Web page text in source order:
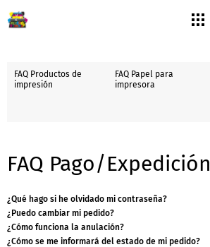
FAQ Productos de
impresión
FAQ Papel para
impresora
FAQ Pago/Expedición
¿Qué hago si he olvidado mi contraseña?
¿Puedo cambiar mi pedido?
¿Cómo funciona la anulación?
¿Cómo se me informará del estado de mi pedido?